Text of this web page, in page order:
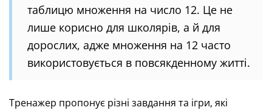
таблицю множення на число 12. Це не
лише корисно для школярів, а й для
дорослих, адже множення на 12 часто
використовується в повсякденному житті.
Тренажер пропонує різні завдання та ігри, які